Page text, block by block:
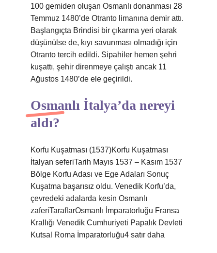
100 gemiden oluşan Osmanlı donanması 28
Temmuz 1480’de Otranto limanına demir attı.
Başlangıçta Brindisi bir çıkarma yeri olarak
düşünülse de, kıyı savunması olmadığı için
Otranto tercih edildi. Sipahiler hemen şehri
kuşattı, şehir direnmeye çalıştı ancak 11
Ağustos 1480’de ele geçirildi.
Osmanlı İtalya’da nereyi
aldı?
Korfu Kuşatması (1537)Korfu Kuşatması
İtalyan seferiTarih Mayıs 1537 – Kasım 1537
Bölge Korfu Adası ve Ege Adaları Sonuç
Kuşatma başarısız oldu. Venedik Korfu’da,
çevredeki adalarda kesin Osmanlı
zaferiTaraflarOsmanlı İmparatorluğu Fransa
Krallığı Venedik Cumhuriyeti Papalık Devleti
Kutsal Roma İmparatorluğu4 satır daha